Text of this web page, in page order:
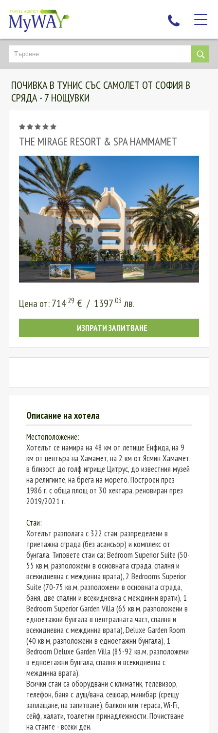
НАЙ-ТЪРСЕНИ
ДЕСТИНАЦИИ
ЕКЗОТИЧНИ ПОЧИВКИ
TAILOR MADE
ЛЮБОПИТНО
ЗА НАС
КОНТАКТИ
ПОЧИВКА В ТУНИС СЪС САМОЛЕТ ОТ СОФИЯ В
СРЯДА - 7 НОЩУВКИ
THE MIRAGE RESORT & SPA HAMMAMET
Цена от:714.29 € / 1397.03 лв.
ИЗПРАТИ ЗАПИТВАНЕ
Описание на хотела
Местоположение:
Хотелът се намира на 48 км от летище Енфида, на 9
км от центъра на Хамамет, на 2 км от Ясмин Хамамет,
в близост до голф игрище Цитрус, до известния музей
на религиите, на брега на морето. Построен през
1986 г. с обща площ от 30 хектара, реновиран през
2019/2021 г.
Стаи:
Хотелът разполага с 322 стаи, разпределени в
триетажна сграда (без асансьор) и комплекс от
бунгала. Типовете стаи са: Bedroom Superior Suite (50-
55 кв.м, разположени в основната сграда, спалня и
всекидневна с междинна врата), 2 Bedrooms Superior
Suite (70-75 кв.м, разположени в основната сграда,
баня, две спални и всекидневна с междинни врати), 1
Bedroom Superior Garden Villa (65 кв.м, разположени в
едноетажни бунгала в централната част, спалня и
всекидневна с междинна врата), Deluxe Garden Room
(40 кв.м, разположени в едноетажни бунгала), 1
Bedroom Deluxe Garden Villa (85-92 кв.м, разположени
в едноетажни бунгала, спалня и всекидневна с
междинна врата).
Всички стаи са оборудвани с климатик, телевизор,
телефон, баня с душ/вана, сешоар, минибар (срещу
заплащане, на запитване), балкон или тераса, Wi-Fi,
сейф, халати, тоалетни принадлежности. Почистване
на стаите - всеки ден.